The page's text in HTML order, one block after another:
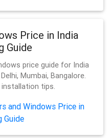
Price in India
Guide
price guide for India
Mumbai, Bangalore.
tips.
and Windows Price in
Guide